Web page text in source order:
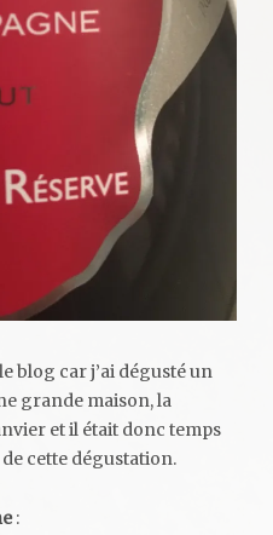
blog car j’ai dégusté un
grande maison, la
et il était donc temps
cette dégustation.
: